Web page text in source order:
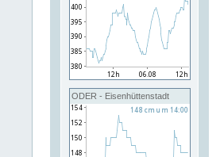
ODER - Eisenhüttenstadt